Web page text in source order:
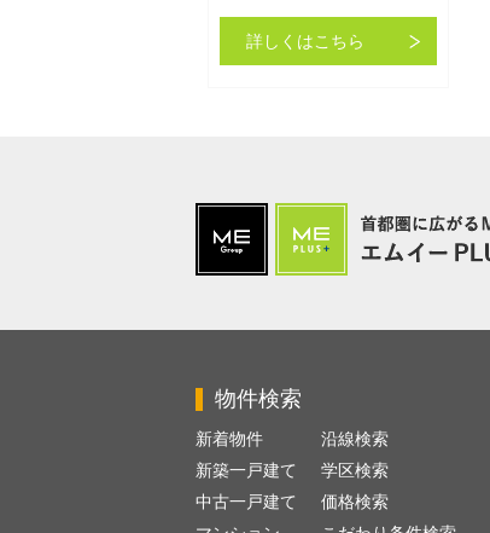
詳しくはこちら
物件検索
新着物件
新築一戸建て
中古一戸建て
沿線検索
学区検索
価格検索